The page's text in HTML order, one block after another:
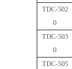
TDC-502
0
TDC-503
0
TDC-505